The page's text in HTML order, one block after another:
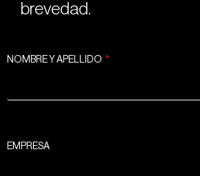
brevedad.
NOMBRE Y APELLIDO
EMPRESA